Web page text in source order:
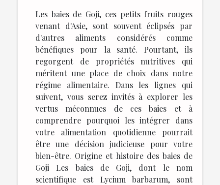
Les baies de Goji, ces petits fruits rouges
venant d'Asie, sont souvent éclipsés par
d'autres aliments considérés comme
bénéfiques pour la santé. Pourtant, ils
regorgent de propriétés nutritives qui
méritent une place de choix dans notre
régime alimentaire. Dans les lignes qui
suivent, vous serez invités à explorer les
vertus méconnues de ces baies et à
comprendre pourquoi les intégrer dans
votre alimentation quotidienne pourrait
être une décision judicieuse pour votre
bien-être. Origine et histoire des baies de
Goji Les baies de Goji, dont le nom
scientifique est Lycium barbarum, sont